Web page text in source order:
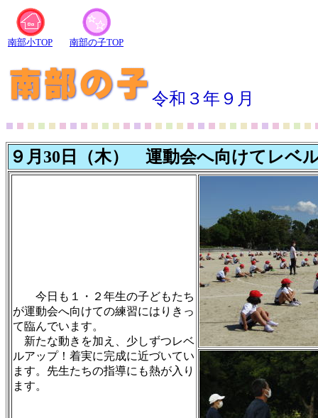
南部小TOP 南部の子TOP
令和３年９月
９月30日（木） 運動会へ向けてレベ
今日も１・２年生の子どもたち
が運動会へ向けての練習にはりきっ
て臨んでいます。
新たな動きを加え、少しずつレベ
ルアップ！着実に完成に近づいてい
ます。先生たちの指導にも熱が入り
ます。